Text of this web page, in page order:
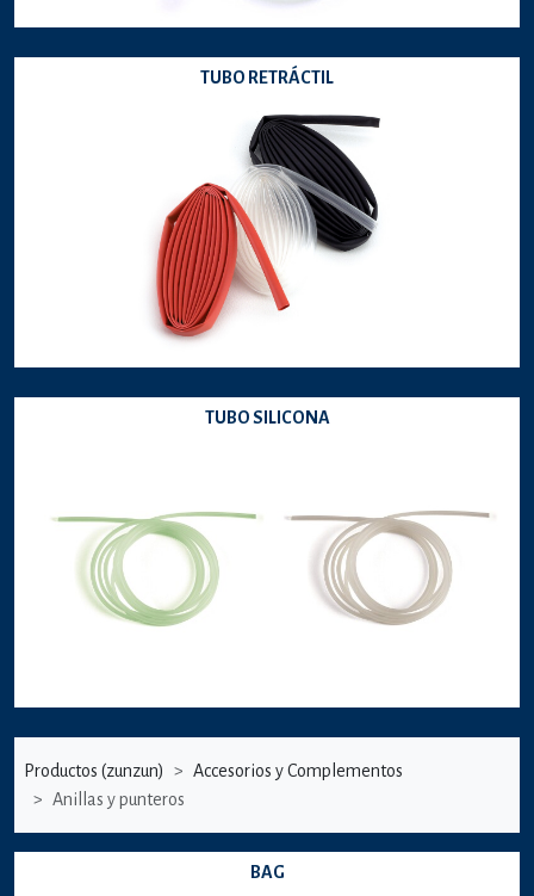
TUBO RETRÁCTIL
TUBO SILICONA
Productos (zunzun)
Accesorios y Complementos
Anillas y punteros
BAG